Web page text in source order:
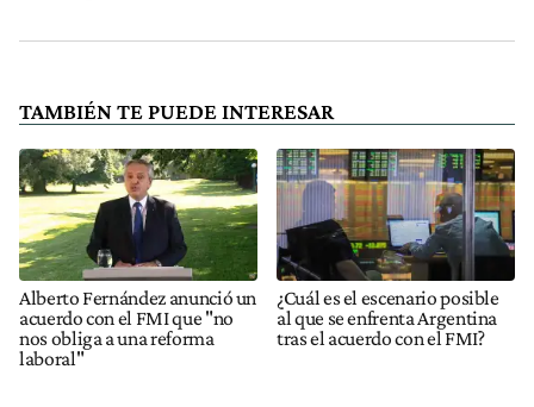
TAMBIÉN TE PUEDE INTERESAR
Alberto Fernández anunció un
acuerdo con el FMI que "no
nos obliga a una reforma
laboral"
¿Cuál es el escenario posible
al que se enfrenta Argentina
tras el acuerdo con el FMI?